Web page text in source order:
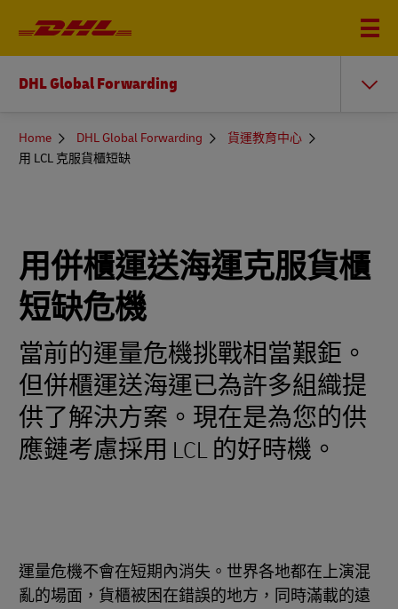
DHL Global Forwarding
You
here
Home DHL Global Forwarding
貨運教育中心
用 LCL 克服貨櫃短缺
用併櫃運送海運克服貨櫃
短缺危機
當前的運量危機挑戰相當艱鉅。
但併櫃運送海運已為許多組織提
供了解決方案。現在是為您的供
應鏈考慮採用 LCL 的好時機。
運量危機不會在短期內消失。世界各地都在上演混
亂的場面，貨櫃被困在錯誤的地方，同時滿載的遠